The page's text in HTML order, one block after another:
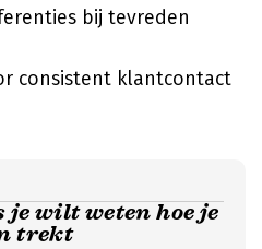
bij tevreden
consistent klantcontact
je wilt weten hoe je
trekt